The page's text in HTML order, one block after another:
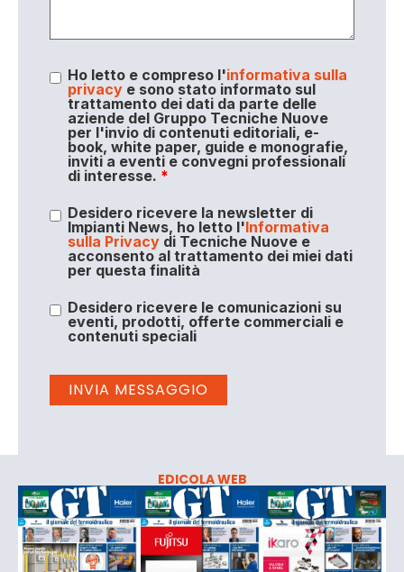
Ho letto e compreso l'informativa sulla
privacye sono stato informato sul
trattamento dei dati da parte delle
aziende del Gruppo Tecniche Nuove
per l'invio di contenuti editoriali, e-
book, white paper, guide e monografie,
inviti a eventi e convegni professionali
di interesse. *
Desidero ricevere la newsletter di
Impianti News, ho letto l'Informativa
sulla Privacydi Tecniche Nuove e
acconsento al trattamento dei miei dati
per questa finalità
Desidero ricevere le comunicazioni su
eventi, prodotti, offerte commerciali e
contenuti speciali
EDICOLA WEB